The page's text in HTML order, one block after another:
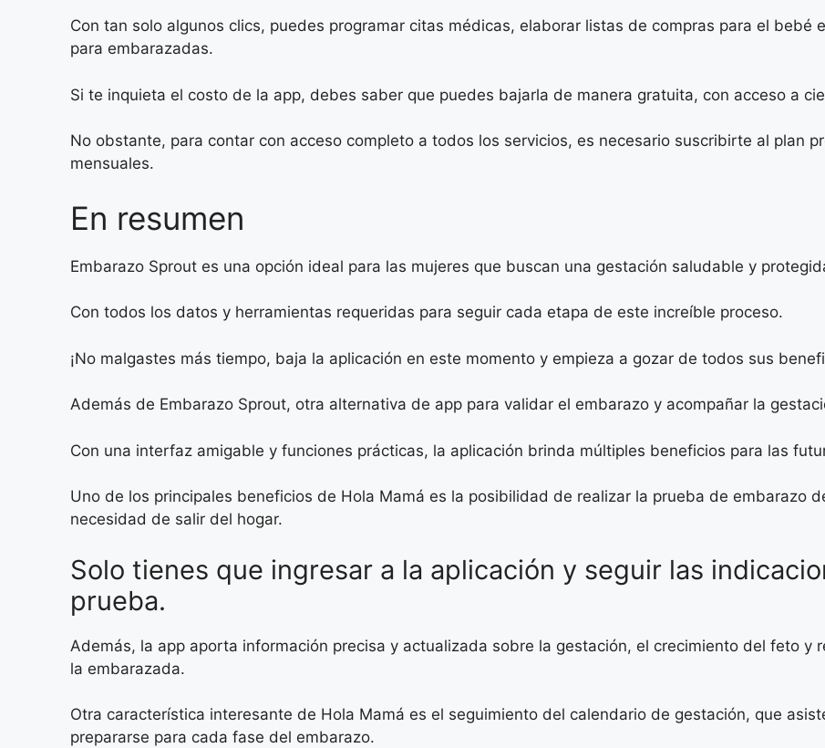
Con tan solo algunos clics, puedes programar citas médicas, elaborar listas de compras para el bebé
para embarazadas.
Si te inquieta el costo de la app, debes saber que puedes bajarla de manera gratuita, con acceso a
No obstante, para contar con acceso completo a todos los servicios, es necesario suscribirte al plan
mensuales.
En resumen
Embarazo Sprout es una opción ideal para las mujeres que buscan una gestación saludable y
Con todos los datos y herramientas requeridas para seguir cada etapa de este increíble proceso.
¡No malgastes más tiempo, baja la aplicación en este momento y empieza a gozar de todos sus
Además de Embarazo Sprout, otra alternativa de app para validar el embarazo y acompañar la
Con una interfaz amigable y funciones prácticas, la aplicación brinda múltiples beneficios para las
Uno de los principales beneficios de Hola Mamá es la posibilidad de realizar la prueba de embarazo
necesidad de salir del hogar.
Solo tienes que ingresar a la aplicación y seguir las
prueba.
Además, la app aporta información precisa y actualizada sobre la gestación, el crecimiento del feto y
la embarazada.
Otra característica interesante de Hola Mamá es el seguimiento del calendario de gestación, que
prepararse para cada fase del embarazo.